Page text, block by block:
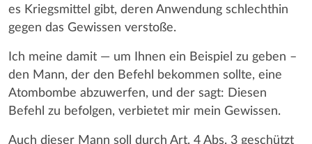
es Kriegsmittel gibt, deren Anwendung schlechthin
gegen das Gewissen verstoße.
Ich meine damit — um Ihnen ein Beispiel zu geben –
den Mann, der den Befehl bekommen sollte, eine
Atombombe abzuwerfen, und der sagt: Diesen
Befehl zu befolgen, verbietet mir mein Gewissen.
Auch dieser Mann soll durch Art. 4 Abs. 3 geschützt